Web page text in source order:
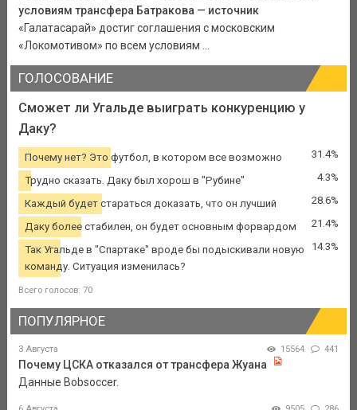
условиям трансфера Батракова — источник
«Галатасарай» достиг соглашения с московским
«Локомотивом» по всем условиям ...
ГОЛОСОВАНИЕ
Сможет ли Угальде выиграть конкуренцию у
Даку?
Почему нет? Это футбол, в котором все возможно 31.4%
Трудно сказать. Даку был хорош в "Рубине" 4.3%
Каждый будет стараться доказать, что он лучший 28.6%
Даку более стабилен, он будет основным форвардом 21.4%
Так Угальде в "Спартаке" вроде бы подыскивали новую
команду. Ситуация изменилась?
14.3%
Всего голосов: 70
ПОПУЛЯРНОЕ
3 Августа 15564 441
Почему ЦСКА отказался от трансфера Жуана
Данные Bobsoccer.